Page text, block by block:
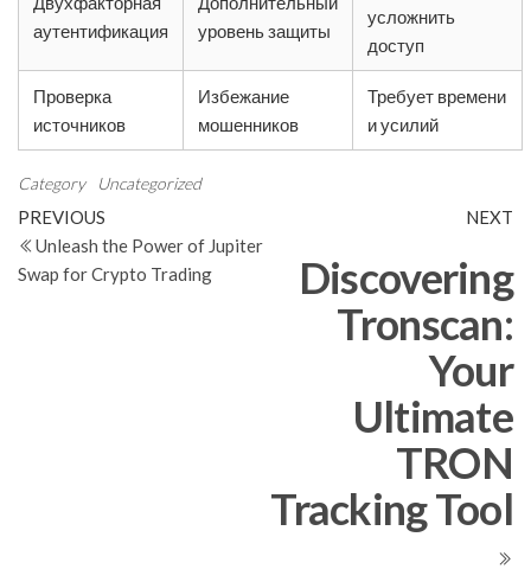
аутентификация
уровень защиты
усложнить
доступ
Проверка
источников
Избежание
мошенников
Требует времени
и усилий
Category Uncategorized
Post
navigation
Previous
Post
PREVIOUS
Unleash the Power of Jupiter
Swap for Crypto Trading
NEXT
Discovering
Tronscan:
Your
Ultimate
TRON
Tracking Tool